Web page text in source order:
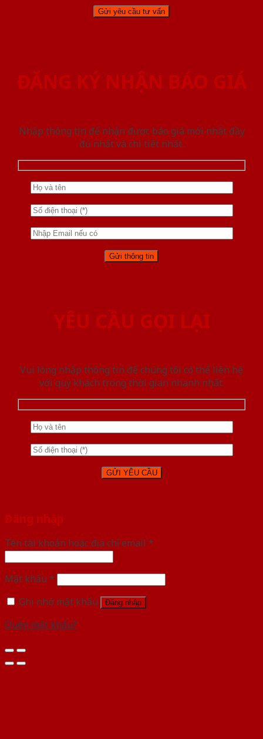
ĐĂNG KÝ NHẬN BÁO GIÁ
Nhập thông tin để nhận được báo giá mới nhât đầy
đủ nhất và chi tiết nhất.
YÊU CẦU GỌI LẠI
Vui lòng nhập thông tin để chúng tôi có thể liên hệ
với quý khách trong thời gian nhanh nhất.
Đăng nhập
Tên tài khoản hoặc địa chỉ email *
Mật khẩu *
Ghi nhớ mật khẩu
Đăng nhập
Quên mật khẩu?